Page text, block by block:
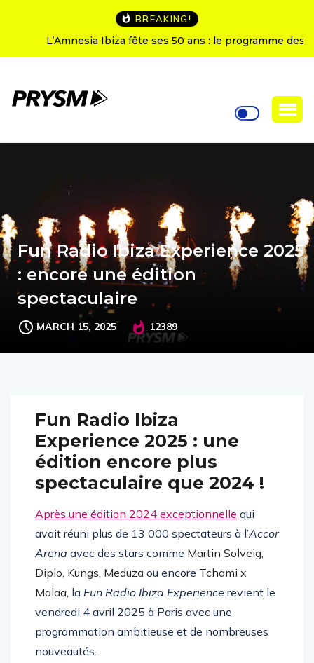
BREAKING!
L’Amnesia Ibiza fête ses 50 ans : le programme des
soirées d’ouverture
Fun Radio Ibiza Experience 2025
: encore une édition
spectaculaire
12389
Fun Radio Ibiza
Experience 2025 : une
édition encore plus
spectaculaire que 2024 !
Après une édition 2024 exceptionnellequi
avait réuni plus de 13 000 spectateurs à l’Accor
Arena avec des stars commeMartin Solveig
Diplo, Kungs, Meduzaou encoreTchami x
Malaa, la Fun Radio Ibiza Experiencerevient le
vendredi 4 avril 2025 à Paris avec une
programmation ambitieuse et de nombreuses